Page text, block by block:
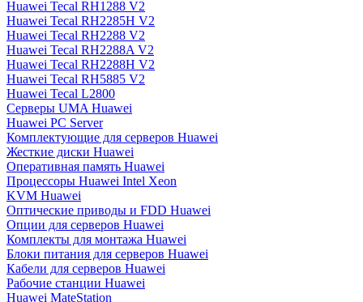
Huawei Tecal RH1288 V2
Huawei Tecal RH2285H V2
Huawei Tecal RH2288 V2
Huawei Tecal RH2288A V2
Huawei Tecal RH2288H V2
Huawei Tecal RH5885 V2
Huawei Tecal L2800
Серверы UMA Huawei
Huawei PC Server
Комплектующие для серверов Huawei
Жесткие диски Huawei
Оперативная память Huawei
Процессоры Huawei Intel Xeon
KVM Huawei
Оптические приводы и FDD Huawei
Опции для серверов Huawei
Комплекты для монтажа Huawei
Блоки питания для серверов Huawei
Кабели для серверов Huawei
Рабочие станции Huawei
Huawei MateStation